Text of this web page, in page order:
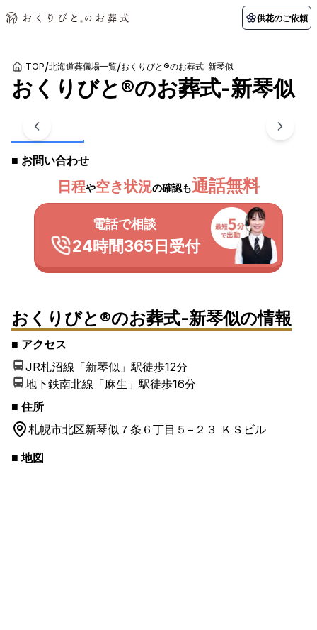
供花のご依頼
初めての方へ
葬儀の流れ
会社を知る
会社概要
関東エリア
東京都
神奈川県
北海道エリア
函館市
お客様の声
よくある質問
葬儀の知識
TOP/北海道葬儀場一覧/おくりびと®のお葬式-新琴似
おくりびと®のお葬式-新琴似
7 枚
■ お問い合わせ
日程や空き状況の確認も通話無料
電話で相談
24時間365日受付
おくりびと®のお葬式-新琴似の情報
■ アクセス
JR札沼線「新琴似」駅徒歩12分
地下鉄南北線「麻生」駅徒歩16分
■ 住所
札幌市北区新琴似７条６丁目５−２３ ＫＳビル
■ 地図